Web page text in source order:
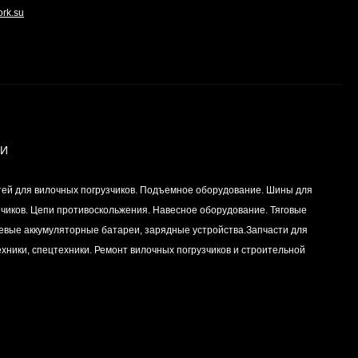
для вилочных погрузчиков. Подъемное оборудование. Шины для
Цепи противоскольжения. Навесное оборудование. Тяговые
аккумуляторные батареи, зарядные устройства.Запчасти для
спецтехники. Ремонт вилочных погрузчиков и строительной